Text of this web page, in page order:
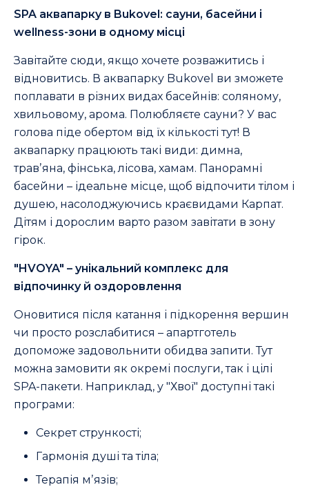
SPA аквапарку в Bukovel: сауни, басейни і
wellness-зони в одному місці
Завітайте сюди, якщо хочете розважитись і
відновитись. В аквапарку Bukovel ви зможете
поплавати в різних видах басейнів: соляному,
хвильовому, арома. Полюбляєте сауни? У вас
голова піде обертом від їх кількості тут! В
аквапарку працюють такі види: димна,
травʼяна, фінська, лісова, хамам. Панорамні
басейни – ідеальне місце, щоб відпочити тілом і
душею, насолоджуючись краєвидами Карпат.
Дітям і дорослим варто разом завітати в зону
гірок.
"HVOYA" – унікальний комплекс для
відпочинку й оздоровлення
Оновитися після катання і підкорення вершин
чи просто розслабитися – апартготель
допоможе задовольнити обидва запити. Тут
можна замовити як окремі послуги, так і цілі
SPA-пакети. Наприклад, у "Хвої" доступні такі
програми:
Секрет стрункості;
Гармонія душі та тіла;
Терапія мʼязів;